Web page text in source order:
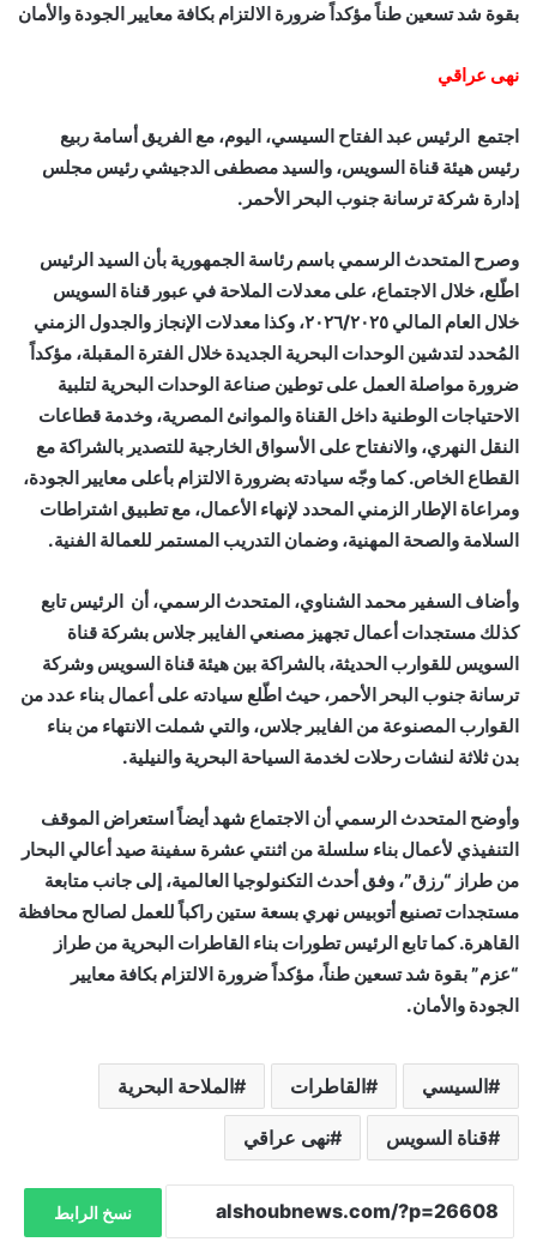
بقوة شد تسعين طناً مؤكداً ضرورة الالتزام بكافة معايير الجودة والأمان
نهى عراقي
اجتمع الرئيس عبد الفتاح السيسي، اليوم، مع الفريق أسامة ربيع
رئيس هيئة قناة السويس، والسيد مصطفى الدجيشي رئيس مجلس
إدارة شركة ترسانة جنوب البحر الأحمر.
وصرح المتحدث الرسمي باسم رئاسة الجمهورية بأن السيد الرئيس
اطّلع، خلال الاجتماع، على معدلات الملاحة في عبور قناة السويس
خلال العام المالي ٢٠٢٦/٢٠٢٥، وكذا معدلات الإنجاز والجدول الزمني
المُحدد لتدشين الوحدات البحرية الجديدة خلال الفترة المقبلة، مؤكداً
ضرورة مواصلة العمل على توطين صناعة الوحدات البحرية لتلبية
الاحتياجات الوطنية داخل القناة والموانئ المصرية، وخدمة قطاعات
النقل النهري، والانفتاح على الأسواق الخارجية للتصدير بالشراكة مع
القطاع الخاص. كما وجّه سيادته بضرورة الالتزام بأعلى معايير الجودة،
ومراعاة الإطار الزمني المحدد لإنهاء الأعمال، مع تطبيق اشتراطات
السلامة والصحة المهنية، وضمان التدريب المستمر للعمالة الفنية.
وأضاف السفير محمد الشناوي، المتحدث الرسمي، أن الرئيس تابع
كذلك مستجدات أعمال تجهيز مصنعي الفايبر جلاس بشركة قناة
السويس للقوارب الحديثة، بالشراكة بين هيئة قناة السويس وشركة
ترسانة جنوب البحر الأحمر، حيث اطّلع سيادته على أعمال بناء عدد من
القوارب المصنوعة من الفايبر جلاس، والتي شملت الانتهاء من بناء
بدن ثلاثة لنشات رحلات لخدمة السياحة البحرية والنيلية.
وأوضح المتحدث الرسمي أن الاجتماع شهد أيضاً استعراض الموقف
التنفيذي لأعمال بناء سلسلة من اثنتي عشرة سفينة صيد أعالي البحار
من طراز “رزق”، وفق أحدث التكنولوجيا العالمية، إلى جانب متابعة
مستجدات تصنيع أتوبيس نهري بسعة ستين راكباً للعمل لصالح محافظة
القاهرة. كما تابع الرئيس تطورات بناء القاطرات البحرية من طراز
“عزم” بقوة شد تسعين طناً، مؤكداً ضرورة الالتزام بكافة معايير
الجودة والأمان.
السيسي القاطرات الملاحة البحرية
قناة السويس نهى عراقي
نسخ الرابط